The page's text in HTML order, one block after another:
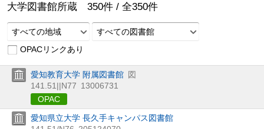
大学図書館所蔵 350件 / 全350件
すべての地域
すべての図書館
OPACリンクあり
愛知教育大学 附属図書館 図
141.51||N77 13006731
OPAC
愛知県立大学 長久手キャンパス図書館